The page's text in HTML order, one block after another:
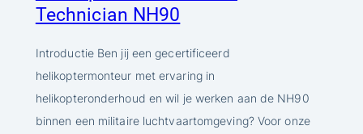
Technician NH90
Introductie Ben jij een gecertificeerd
helikoptermonteur met ervaring in
helikopteronderhoud en wil je werken aan de NH90
binnen een militaire luchtvaartomgeving? Voor onze